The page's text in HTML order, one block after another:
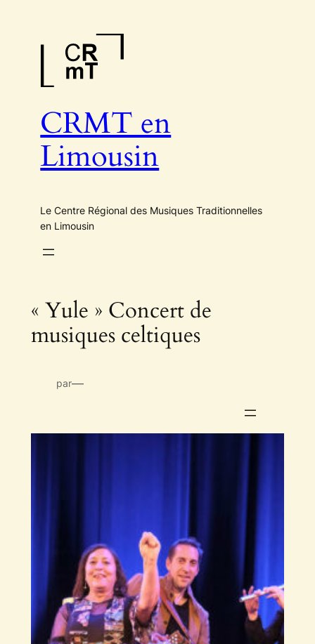
CRMT en
Limousin
Le Centre Régional des Musiques Traditionnelles
en Limousin
« Yule » Concert de
musiques celtiques
par—